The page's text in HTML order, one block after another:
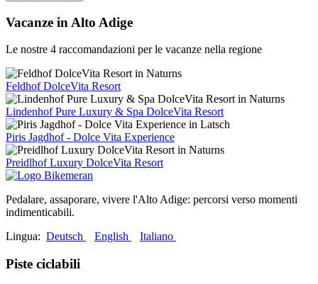
Vacanze in Alto Adige
Le nostre 4 raccomandazioni per le vacanze nella regione
Feldhof DolceVita Resort
Lindenhof Pure Luxury & Spa DolceVita Resort
Piris Jagdhof - Dolce Vita Experience
Preidlhof Luxury DolceVita Resort
Pedalare, assaporare, vivere l'Alto Adige: percorsi verso momenti
indimenticabili.
Lingua: Deutsch English Italiano
Piste ciclabili